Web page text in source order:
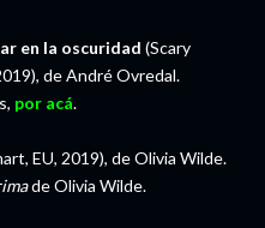
en la oscuridad (Scary
de André Ovredal.
por acá.
EU, 2019), de Olivia Wilde.
de Olivia Wilde.